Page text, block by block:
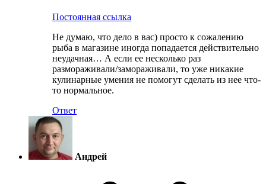
Постоянная ссылка
Не думаю, что дело в вас) просто к сожалению
рыба в магазине иногда попадается действительно
неудачная… А если ее несколько раз
размораживали/замораживали, то уже никакие
кулинарные умения не помогут сделать из нее что-
то нормальное.
Ответ
Андрей